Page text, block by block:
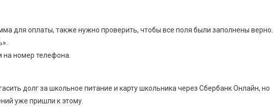
для оплаты, также нужно проверить, чтобы все поля были заполнены верно.
на номер телефона.
долг за школьное питание и карту школьника через Сбербанк Онлайн, но
уже пришли к этому.